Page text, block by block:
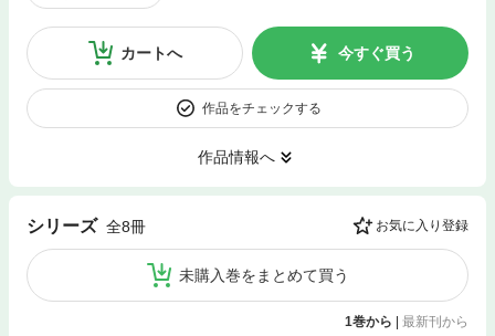
カートへ 今すぐ買う
作品をチェックする
作品情報へ
シリーズ 全8冊 お気に入り登録
未購入巻をまとめて買う
1巻から | 最新刊から